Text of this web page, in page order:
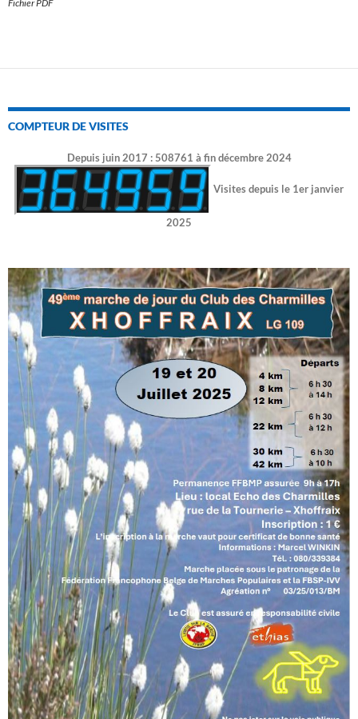
Fichier PDF
COMPTEUR DE VISITES
Depuis juin 2017 : 508761 à fin décembre 2024
Visites depuis le 1er janvier
2025